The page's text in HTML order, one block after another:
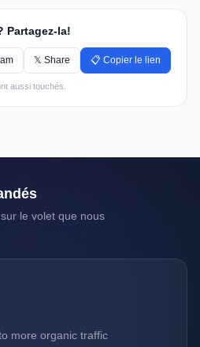
Partagez-la!
𝕏 Share 📋 Copier le lien
aussi touchés.
le volet que nous
more organic traffic